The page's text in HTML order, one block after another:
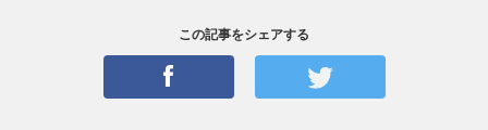
この記事をシェアする